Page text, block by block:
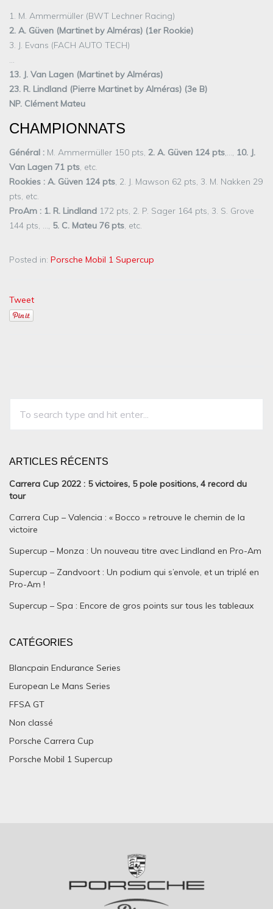
1. M. Ammermüller (BWT Lechner Racing)
2. A. Güven (Martinet by Alméras) (1er Rookie)
3. J. Evans (FACH AUTO TECH)
…
13. J. Van Lagen (Martinet by Alméras)
23. R. Lindland (Pierre Martinet by Alméras) (3e B)
NP. Clément Mateu
CHAMPIONNATS
Général : M. Ammermüller 150 pts, 2. A. Güven 124 pts,…, 10. J.
Van Lagen 71 pts, etc.
Rookies : A. Güven 124 pts, 2. J. Mawson 62 pts, 3. M. Nakken 29
pts, etc.
ProAm : 1. R. Lindland 172 pts, 2. P. Sager 164 pts, 3. S. Grove
144 pts, …, 5. C. Mateu 76 pts, etc.
Posted in: Porsche Mobil 1 Supercup
Tweet
ARTICLES RÉCENTS
Carrera Cup 2022 : 5 victoires, 5 pole positions, 4 record du
tour
Carrera Cup – Valencia : « Bocco » retrouve le chemin de la
victoire
Supercup – Monza : Un nouveau titre avec Lindland en Pro-Am
Supercup – Zandvoort : Un podium qui s’envole, et un triplé en
Pro-Am !
Supercup – Spa : Encore de gros points sur tous les tableaux
CATÉGORIES
Blancpain Endurance Series
European Le Mans Series
FFSA GT
Non classé
Porsche Carrera Cup
Porsche Mobil 1 Supercup